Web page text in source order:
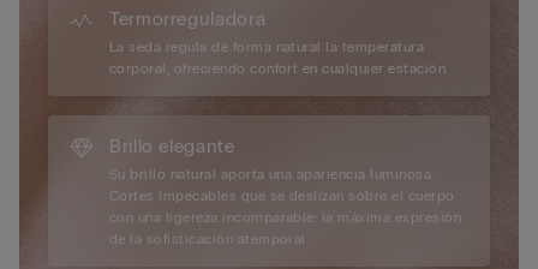
Termorreguladora
La seda regula de forma natural la temperatura
corporal, ofreciendo confort en cualquier estación.
Brillo elegante
Su brillo natural aporta una apariencia luminosa.
Cortes impecables que se deslizan sobre el cuerpo
con una ligereza incomparable: la máxima expresión
de la sofisticación atemporal.